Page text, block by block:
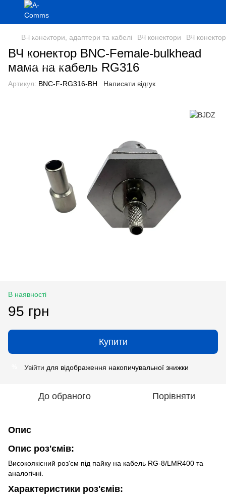
ВЧ конектори, адаптери та кабелі ВЧ конектори ВЧ
ВЧ конектор BNC-Female-bulkhead
мама на кабель RG316
Артикул: BNC-F-RG316-BH Написати відгук
В наявності
95 грн
Купити
Увійти для відображення накопичувальної знижки
До обраного Порівняти
Опис
Опис роз'ємів:
Високоякісний роз'єм під пайку на кабель RG-8/LMR400 та
аналогічні.
Характеристики роз'ємів: